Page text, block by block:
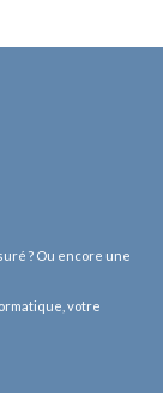
? Ou encore une
votre